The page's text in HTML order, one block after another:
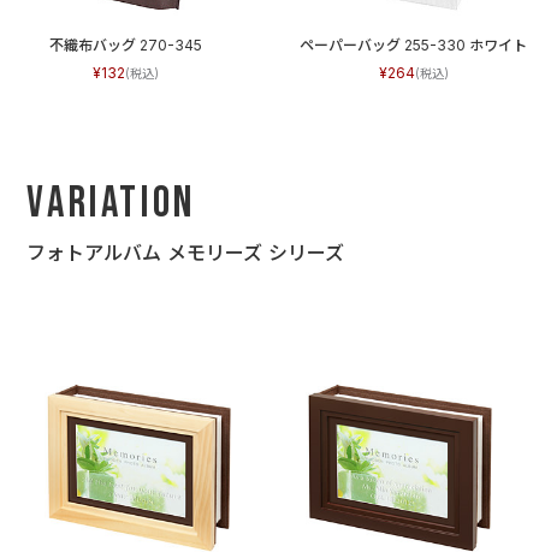
不織布バッグ 270-345
132
ペーパーバッグ 255-330 ホワイト
264
Variation
フォトアルバム メモリーズ シリーズ